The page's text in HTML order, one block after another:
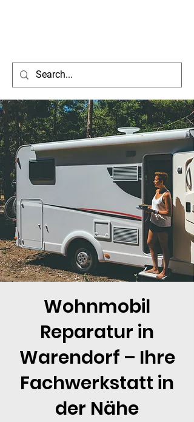
Wohnmobil
Reparatur in
Warendorf – Ihre
Fachwerkstatt in
der Nähe